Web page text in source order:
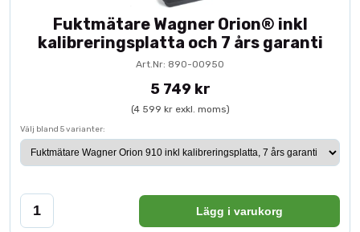
Fuktmätare Wagner Orion® inkl
kalibreringsplatta och 7 års garanti
Art.Nr: 890-00950
5 749 kr
(4 599 kr exkl. moms)
Välj bland 5 varianter:
Lägg i varukorg